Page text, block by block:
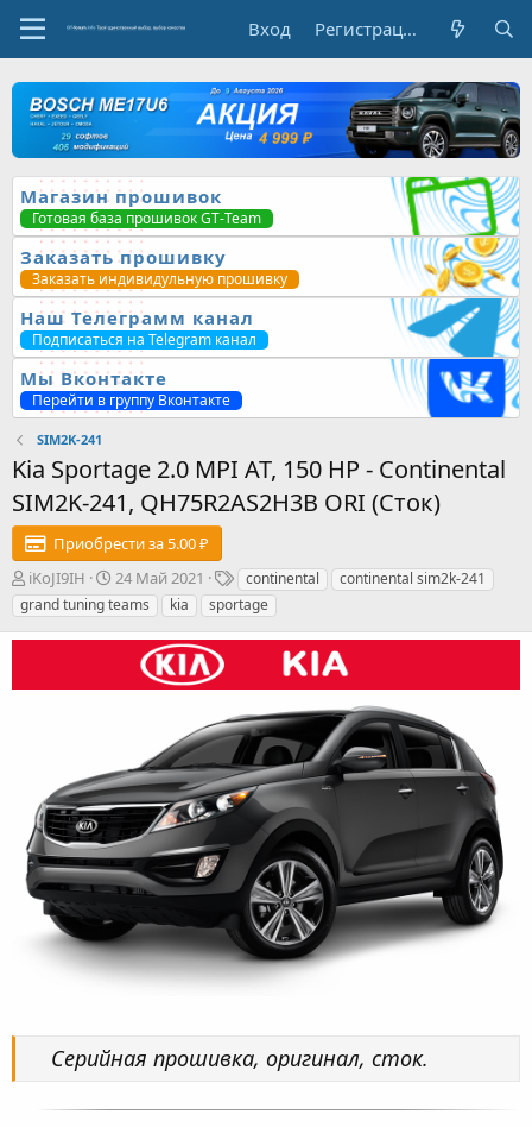
Вход Регистрация
Магазин прошивок
Готовая база прошивок GT-Team
Заказать прошивку
Заказать индивидульную прошивку
Наш Телеграмм канал
Подписаться на Telegram канал
Мы Вконтакте
Перейти в группу Вконтакте
SIM2K-241
Kia Sportage 2.0 MPI AT, 150 HP - Continental
SIM2K-241, QH75R2AS2H3B ORI (Сток)
Приобрести за 5.00 ₽
А
в
т
о
iKoJI9IH
Д
а
т
а
н
и
я
24 Май 2021
Т
е
г
и
continental
continental sim2k-241
grand tuning teams
kia sportage
Серийная прошивка, оригинал, сток.